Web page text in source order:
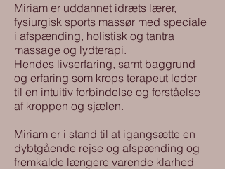
Miriam er uddannet idræts lærer,
fysiurgisk sports massør med speciale
i afspænding, holistisk og tantra
massage og lydterapi.
Hendes livserfaring, samt baggrund
og erfaring som krops terapeut leder
til en intuitiv forbindelse og forståelse
af kroppen og sjælen.
Miriam er i stand til at igangsætte en
dybtgående rejse og afspænding og
fremkalde længere varende klarhed